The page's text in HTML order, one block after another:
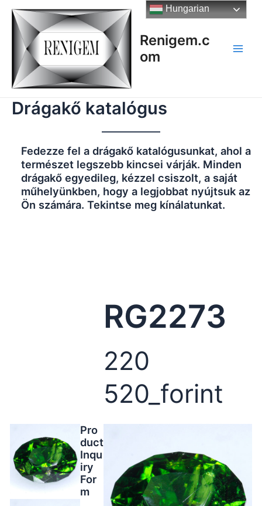
Skip
content
Renigem.c
om
Drágakő katalógus
Fedezze fel a drágakő katalógusunkat, ahol a
természet legszebb kincsei várják. Minden
drágakő egyedileg, kézzel csiszolt, a saját
műhelyünkben, hogy a legjobbat nyújtsuk az
Ön számára. Tekintse meg kínálatunkat.
RG2273
220
520_forint
Pro
duct
Inqu
iry
For
m
Hungarian